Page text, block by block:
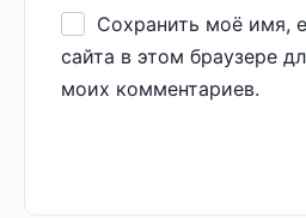
Сохранить моё имя,
сайта в этом браузере
моих комментариев.